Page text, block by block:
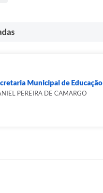
Municipal de Educação
PEREIRA DE CAMARGO